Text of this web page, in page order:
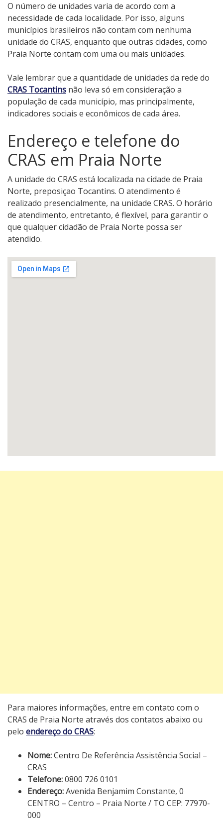
O número de unidades varia de acordo com a
necessidade de cada localidade. Por isso, alguns
municípios brasileiros não contam com nenhuma
unidade do CRAS, enquanto que outras cidades, como
Praia Norte contam com uma ou mais unidades.
Vale lembrar que a quantidade de unidades da rede do
CRAS Tocantins não leva só em consideração a
população de cada município, mas principalmente,
indicadores sociais e econômicos de cada área.
Endereço e telefone do
CRAS em Praia Norte
A unidade do CRAS está localizada na cidade de Praia
Norte, preposiçao Tocantins. O atendimento é
realizado presencialmente, na unidade CRAS. O horário
de atendimento, entretanto, é flexível, para garantir o
que qualquer cidadão de Praia Norte possa ser
atendido.
Para maiores informações, entre em contato com o
CRAS de Praia Norte através dos contatos abaixo ou
pelo endereço do CRAS:
Nome:Centro De Referência Assistência Social –
CRAS
Telefone:0800 726 0101
Endereço:Avenida Benjamim Constante, 0
CENTRO – Centro – Praia Norte / TO CEP: 77970-
000